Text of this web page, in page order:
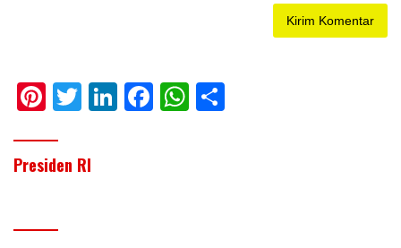
Pi
er
e
T
itt
er
Li F W
Presiden RI